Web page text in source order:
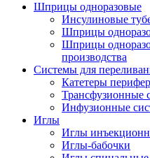
Шприцы одноразовые
Инсулиновые
Шприцы
Шприцы
производства
Системы для
Катетеры
Трансфузионные
Инфузионные
Иглы
Иглы
Иглы-бабочки